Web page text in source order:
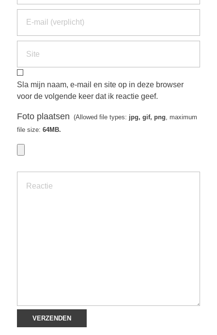
Sla mijn naam, e-mail en site op in deze browser
voor de volgende keer dat ik reactie geef.
Foto plaatsen (Allowed file types: jpg, gif, png, maximum
file size: 64MB.